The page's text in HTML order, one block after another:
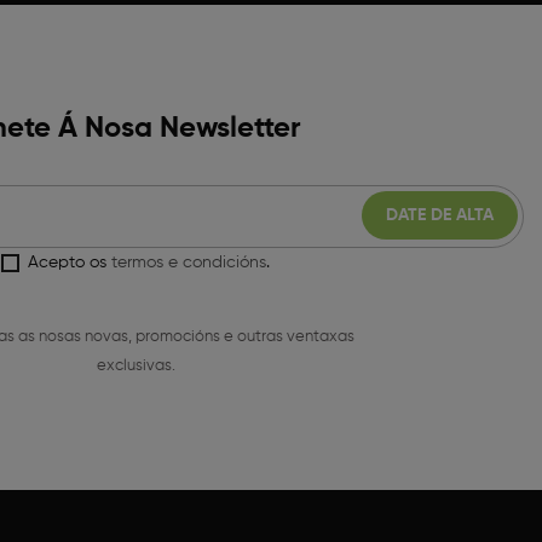
Á Nosa Newsletter
Acepto os termos e condicións.
as nosas novas, promocións e outras ventaxas
exclusivas.